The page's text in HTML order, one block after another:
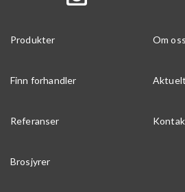
Produkter Om oss
Finn forhandler Aktuelt
Referanser
Brosjyrer